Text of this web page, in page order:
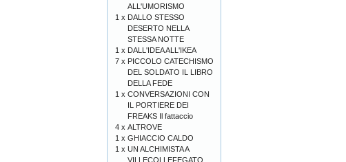
ALL'UMORISMO
1 x DALLO STESSO
DESERTO NELLA
STESSA NOTTE
1 x DALL'IDEA ALL'IKEA
7 x PICCOLO CATECHISMO
DEL SOLDATO IL LIBRO
DELLA FEDE
1 x CONVERSAZIONI CON
IL PORTIERE DEI
FREAKS Il fattaccio
4 x ALTROVE
1 x GHIACCIO CALDO
1 x UN ALCHIMISTA A
VILLECOLLEFEGATO